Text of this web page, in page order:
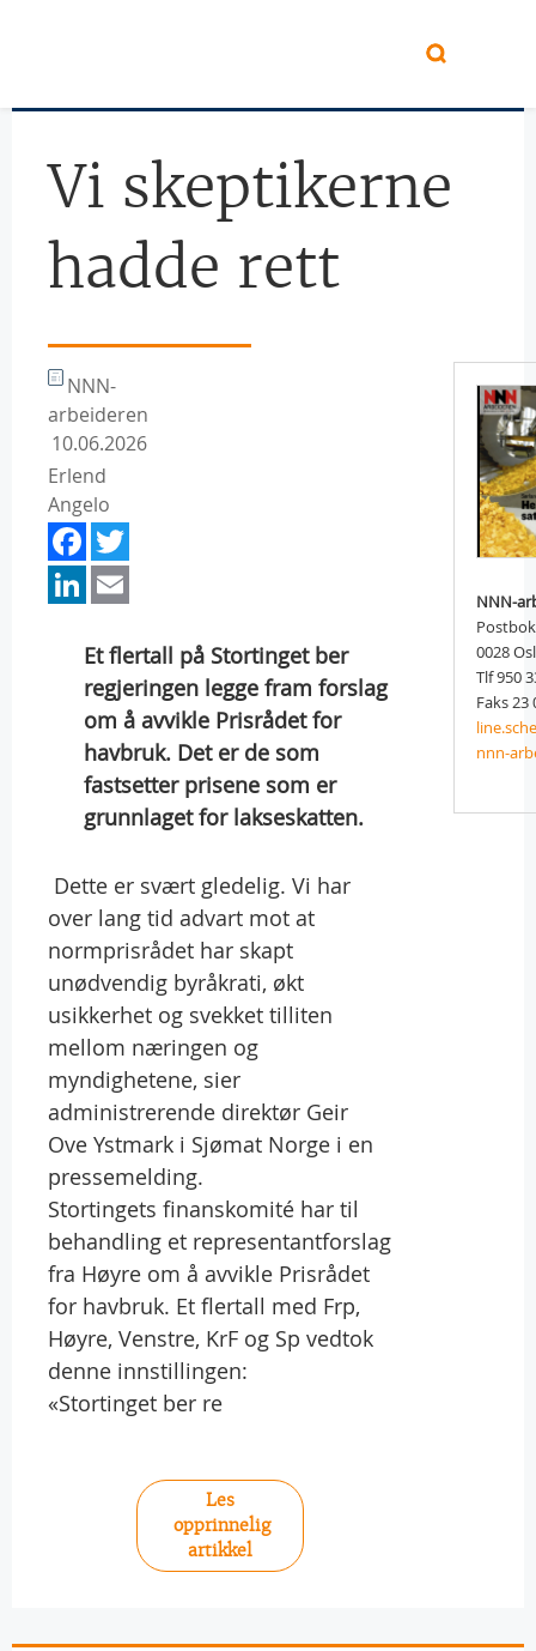
Vi skeptikerne
hadde rett
NNN-
arbeideren
10.06.2026
Erlend
Angelo
Facebook
LinkedIn
Et flertall på Stortinget ber
regjeringen legge fram forslag
om å avvikle Prisrådet for
havbruk. Det er de som
fastsetter prisene som er
grunnlaget for lakseskatten.
 Dette er svært gledelig. Vi har
over lang tid advart mot at
normprisrådet har skapt
unødvendig byråkrati, økt
usikkerhet og svekket tilliten
mellom næringen og
myndighetene, sier
administrerende direktør Geir
Ove Ystmark i Sjømat Norge i en
pressemelding.
Stortingets finanskomité har til
behandling et representantforslag
fra Høyre om å avvikle Prisrådet
for havbruk. Et flertall med Frp,
Høyre, Venstre, KrF og Sp vedtok
denne innstillingen:
«Stortinget ber re
Les
opprinnelig
artikkel
NNN-
0028
Tlf 950
Faks 23
nnn-